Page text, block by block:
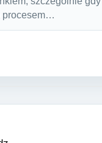
procesem…